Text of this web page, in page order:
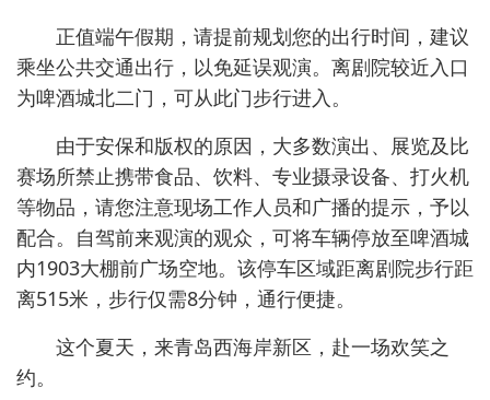
正值端午假期，请提前规划您的出行时间，建议
乘坐公共交通出行，以免延误观演。离剧院较近入口
为啤酒城北二门，可从此门步行进入。
由于安保和版权的原因，大多数演出、展览及比
赛场所禁止携带食品、饮料、专业摄录设备、打火机
等物品，请您注意现场工作人员和广播的提示，予以
配合。自驾前来观演的观众，可将车辆停放至啤酒城
内1903大棚前广场空地。该停车区域距离剧院步行距
离515米，步行仅需8分钟，通行便捷。
这个夏天，来青岛西海岸新区，赴一场欢笑之
约。